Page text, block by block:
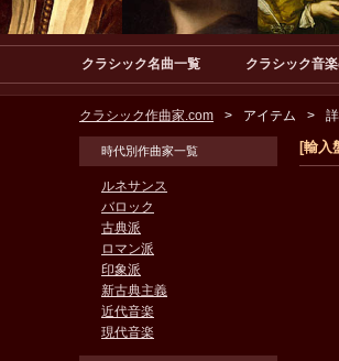
クラシック名曲一覧 クラシック音
クラシック作曲家.com アイテム
[輸入
時代別作曲家一覧
ルネサンス
バロック
古典派
ロマン派
印象派
新古典主義
近代音楽
現代音楽